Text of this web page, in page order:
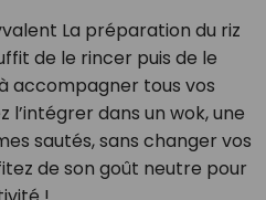
La préparation du riz
de le rincer puis de le
accompagner tous vos
l’intégrer dans un wok, une
sautés, sans changer vos
de son goût neutre pour